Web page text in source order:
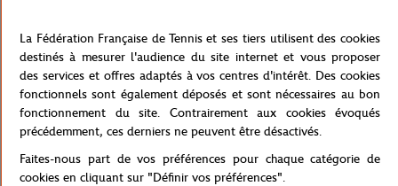
avec soin en Italie à partir de raphia de haute qualité, ce trilby
offre non seulement un look élégant, mais aussi un confort
exceptionnel. Léger et respirant, il est parfait pour les journées
ensoleillées où vous souhaitez rester à la fois chic et protégé du
soleil. Le logo Roland Garros, délicatement orné sur un côté,
ajoute une touche d'authenticité et de prestige à cet accessoire
Référence : RCPU0623-MAR
La Fédération Française de Tennis et ses tiers utilisent des cookies
destinés à mesurer l'audience du site internet et vous proposer
des services et offres adaptés à vos centres d'intérêt. Des cookies
fonctionnels sont également déposés et sont nécessaires au bon
fonctionnement du site. Contrairement aux cookies évoqués
précédemment, ces derniers ne peuvent être désactivés.
Faites-nous part de vos préférences pour chaque catégorie de
cookies en cliquant sur "Définir vos préférences".